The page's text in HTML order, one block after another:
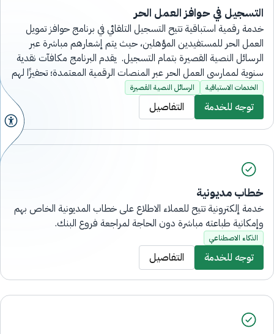
التسجيل في حوافز العمل الحر
خدمة رقمية استباقية تتيح التسجيل التلقائي في برنامج حوافز تمويل
العمل الحر للمستفيدين المؤهلين، حيث يتم إشعارهم مباشرة عبر
الرسائل النصية القصيرة بتمام التسجيل. يقدم البرنامج مكافآت نقدية
سنوية لممارسي العمل الحر عبر المنصات الرقمية المعتمدة؛ تحفيزًا لهم
على الاستقرار والاستمرار المهني، وتُقدم هذه الخدمة بشكل مؤتمت
بالكامل دون الحاجة لزيارة فروع البنك.
الخدمات الاستباقية الرسائل النصية القصيرة
توجه للخدمة التفاصيل
خطاب مديونية
خدمة إلكترونية تتيح للعملاء الاطلاع على خطاب المديونية الخاص بهم
وإمكانية طباعته مباشرة دون الحاجة لمراجعة فروع البنك.
الذكاء الاصطناعي
توجه للخدمة التفاصيل